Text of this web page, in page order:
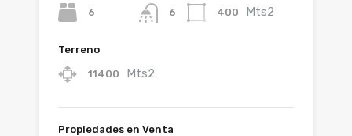
6 6 400 Mts2
Terreno
11400 Mts2
Propiedades en Venta